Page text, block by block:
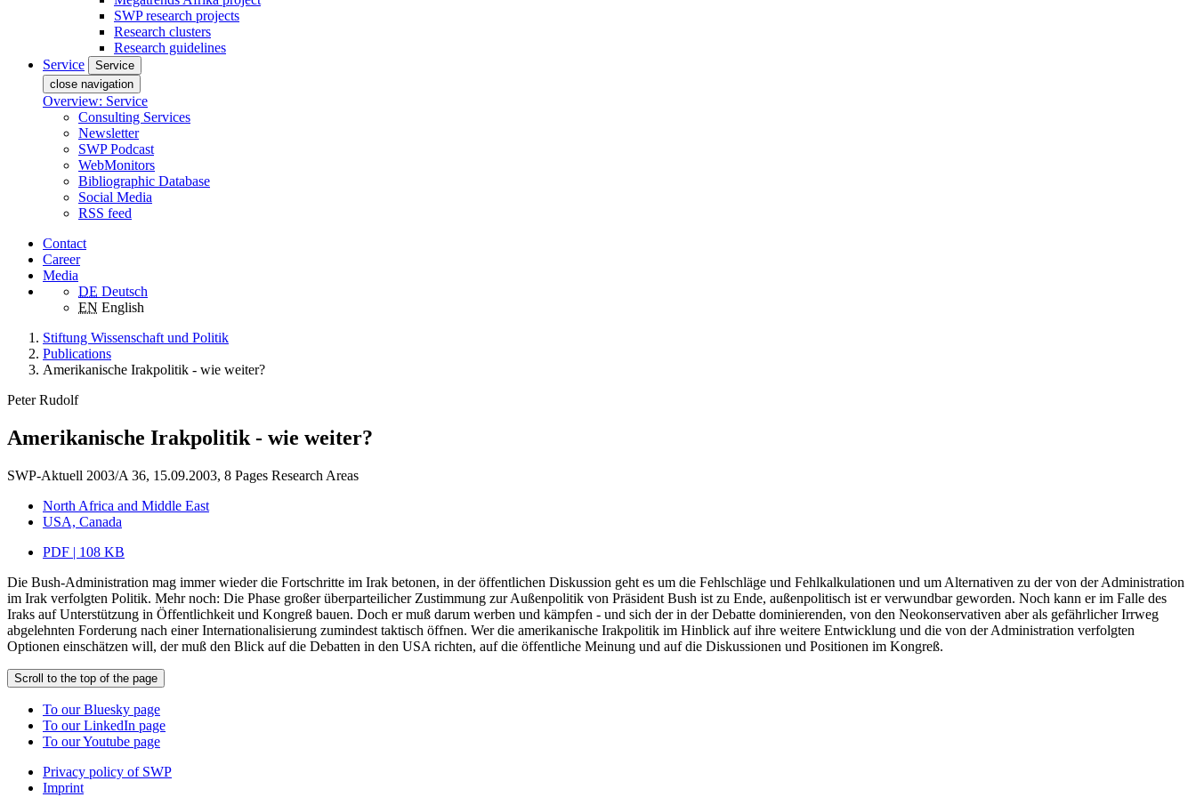
SWP research projects
Research clusters
Research guidelines
Service
Service
close navigation
Overview: Service
Consulting Services
Newsletter
SWP Podcast
WebMonitors
Bibliographic Database
Social Media
RSS feed
Contact
Career
Media
DE Deutsch
EN English
Stiftung Wissenschaft und Politik
Publications
Amerikanische Irakpolitik - wie weiter?
Peter Rudolf
Amerikanische Irakpolitik - wie weiter?
SWP-Aktuell 2003/A 36, 15.09.2003, 8 Pages Research Areas
North Africa and Middle East
USA, Canada
PDF | 108 KB
Die Bush-Administration mag immer wieder die Fortschritte im Irak betonen, in der öffentlichen Diskussion geht es um die Fehlschläge und Fehlkalkulationen und um Alternativen zu der von der Administration
im Irak verfolgten Politik. Mehr noch: Die Phase großer überparteilicher Zustimmung zur Außenpolitik von Präsident Bush ist zu Ende, außenpolitisch ist er verwundbar geworden. Noch kann er im Falle des
Iraks auf Unterstützung in Öffentlichkeit und Kongreß bauen. Doch er muß darum werben und kämpfen - und sich der in der Debatte dominierenden, von den Neokonservativen aber als gefährlicher Irrweg
abgelehnten Forderung nach einer Internationalisierung zumindest taktisch öffnen. Wer die amerikanische Irakpolitik im Hinblick auf ihre weitere Entwicklung und die von der Administration verfolgten
Optionen einschätzen will, der muß den Blick auf die Debatten in den USA richten, auf die öffentliche Meinung und auf die Diskussionen und Positionen im Kongreß.
Scroll to the top of the page
To our Bluesky page
To our LinkedIn page
To our Youtube page
Privacy policy of SWP
Imprint